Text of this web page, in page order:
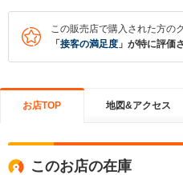
この販売店で購入された方の
「 接客の満足度 」が特に評価
お店TOP 地図&アクセス
このお店の在庫